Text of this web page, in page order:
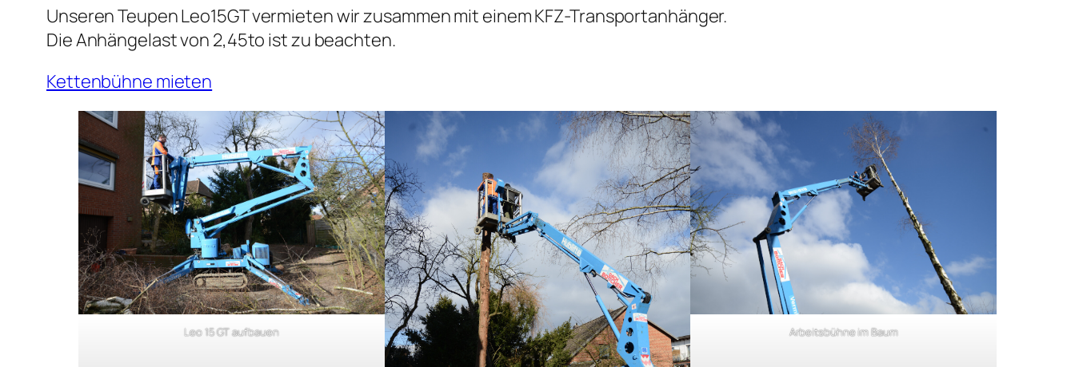
Unseren Teupen Leo15GT vermieten wir zusammen mit einem KFZ-Transportanhänger.
Die Anhängelast von 2,45to ist zu beachten.
Kettenbühne mieten
Leo 15 GT aufbauen Arbeitsbühne im Baum